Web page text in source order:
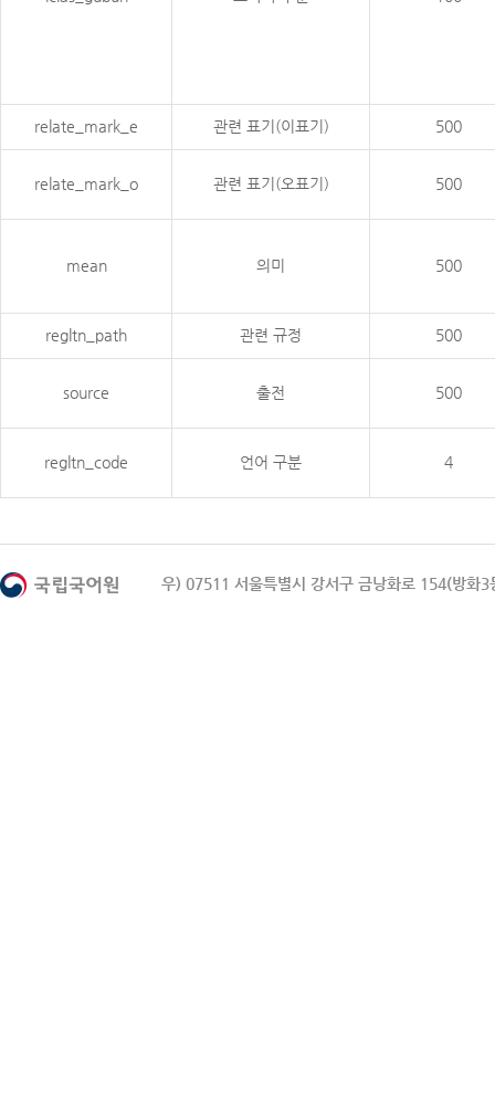
relate_mark_e 관련 표기(이표기) 500
relate_mark_o 관련 표기(오표기) 500
mean 의미 500
regltn_path 관련 규정 500
source 출전 500
regltn_code 언어 구분 4
우) 07511 서울특별시 강서구 금낭화로 154(방화3